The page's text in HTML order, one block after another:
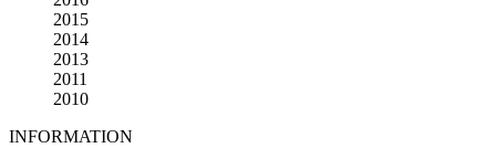
2015
2014
2013
2011
2010
INFORMATION